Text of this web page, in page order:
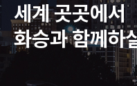
세계 곳곳에서
화승과 함께하